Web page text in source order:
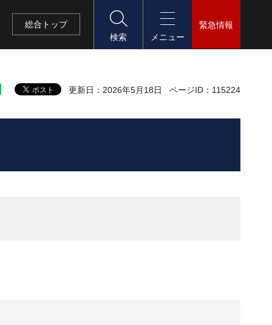
総合 トップ
検索
メニュー
緊急情報
更新日：2026年5月18日 ページID：115224